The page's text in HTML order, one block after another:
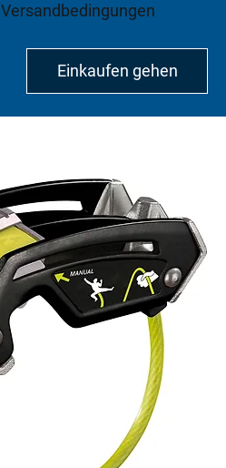
Versandbedingungen
Einkaufen gehen